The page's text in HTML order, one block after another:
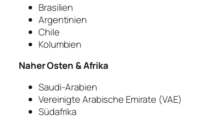
Brasilien
Argentinien
Chile
Kolumbien
Naher Osten & Afrika
Saudi-Arabien
Vereinigte Arabische Emirate (VAE)
Südafrika